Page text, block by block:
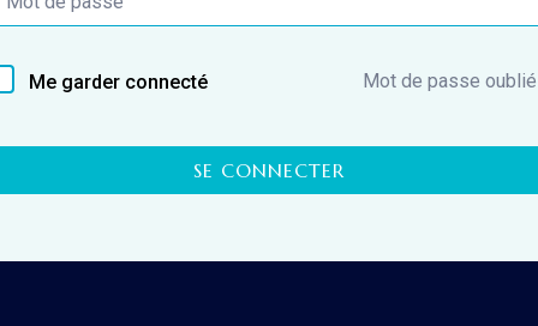
Me garder connecté Mot de passe
SE CONNECTER